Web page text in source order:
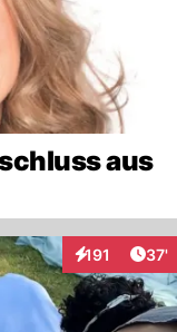
aus
191
Interaktionen
37'